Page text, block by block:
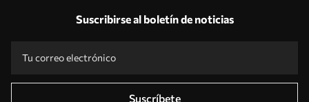
Suscribirse al boletín de noticias
Suscríbete